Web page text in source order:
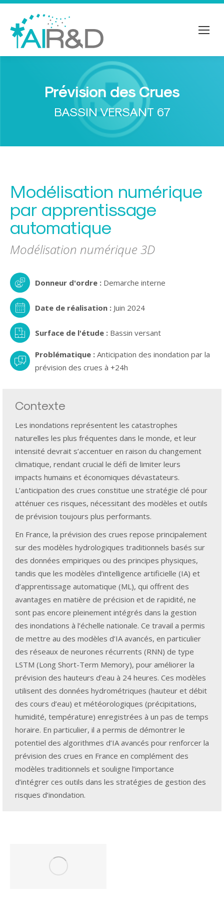
Prévision des Crues
BASSIN VERSANT 67
Vous êtes ici :
Modélisation numérique
par apprentissage
automatique
Modélisation numérique 3D
Demarche interne
Juin 2024
Bassin versant
Anticipation des inondation par la
prévision des crues à +24h
Contexte
Les inondations représentent les catastrophes
naturelles les plus fréquentes dans le monde, et leur
intensité devrait s’accentuer en raison du changement
climatique, rendant crucial le défi de limiter leurs
impacts humains et économiques dévastateurs.
L’anticipation des crues constitue une stratégie clé pour
atténuer ces risques, nécessitant des modèles et outils
de prévision toujours plus performants.
En France, la prévision des crues repose principalement
sur des modèles hydrologiques traditionnels basés sur
des données empiriques ou des principes physiques,
tandis que les modèles d’intelligence artificielle (IA) et
d’apprentissage automatique (ML), qui offrent des
avantages en matière de précision et de rapidité, ne
sont pas encore pleinement intégrés dans la gestion
des inondations à l’échelle nationale. Ce travail a permis
de mettre au des modèles d’IA avancés, en particulier
des réseaux de neurones récurrents (RNN) de type
LSTM (Long Short-Term Memory), pour améliorer la
prévision des hauteurs d’eau à 24 heures. Ces modèles
utilisent des données hydrométriques (hauteur et débit
des cours d’eau) et météorologiques (précipitations,
humidité, température) enregistrées à un pas de temps
horaire. En particulier, il a permis de démontrer le
potentiel des algorithmes d’IA avancés pour renforcer la
prévision des crues en France en complément des
modèles traditionnels et souligne l’importance
d’intégrer ces outils dans les stratégies de gestion des
risques d’inondation.